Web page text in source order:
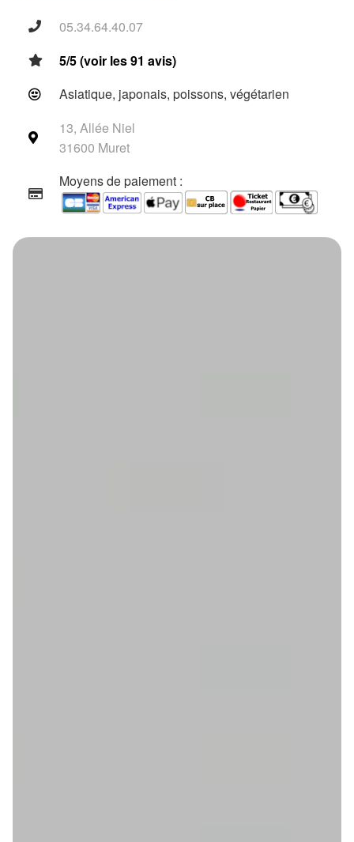
05.34.64.40.07
5/5 (voir les 91 avis)
Asiatique, japonais, poissons, végétarien
13, Allée Niel
31600 Muret
Moyens de paiement :